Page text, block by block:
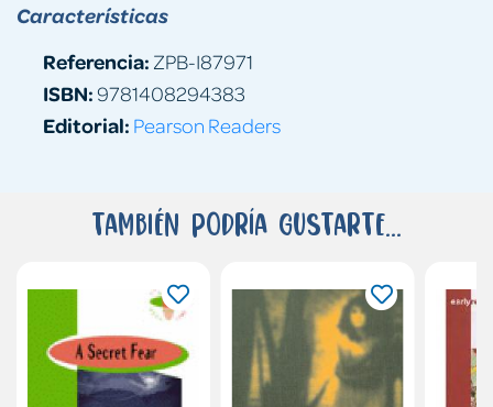
Características
Referencia: ZPB-I87971
ISBN:9781408294383
Editorial: Pearson Readers
También podría gustarte...